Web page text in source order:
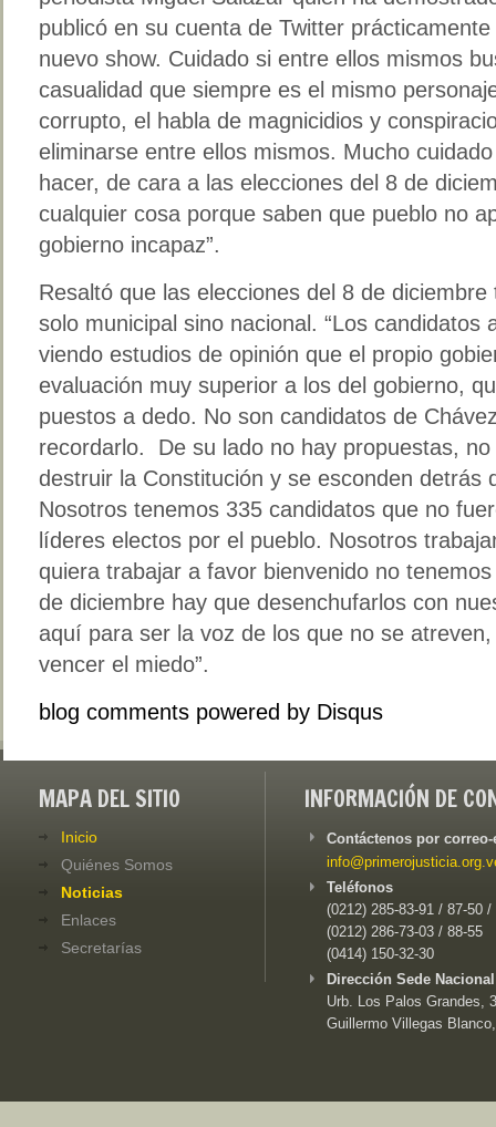
publicó en su cuenta de Twitter
nuevo show. Cuidado si entre ellos mismos
casualidad que siempre es el mismo
corrupto, el habla de magnicidios y
eliminarse entre ellos mismos. Mucho
hacer, de cara a las elecciones del 8 de
cualquier cosa porque saben que pueblo no
gobierno incapaz”.
Resaltó que las elecciones del 8 de
solo municipal sino nacional. “Los candidatos
viendo estudios de opinión que el propio
evaluación muy superior a los del gobierno,
puestos a dedo. No son candidatos de
recordarlo. De su lado no hay propuestas,
destruir la Constitución y se esconden detrás
Nosotros tenemos 335 candidatos que no
líderes electos por el pueblo. Nosotros
quiera trabajar a favor bienvenido no
de diciembre hay que desenchufarlos con
aquí para ser la voz de los que no se
vencer el miedo”.
blog comments powered by Disqus
MAPA DEL SITIO
Inicio
Quiénes Somos
Noticias
Enlaces
Secretarías
INFORMACIÓN DE
Contáctenos por
Teléfonos
(0212) 285-83-91 / 87-50 /
(0212) 286-73-03 / 88-55
(0414) 150-32-30
Dirección Sede
Urb. Los Palos Grandes,
Guillermo Villegas